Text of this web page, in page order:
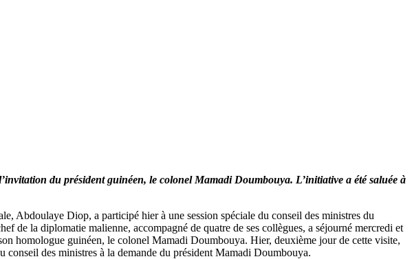
du président guinéen, le colonel Mamadi Doumbouya. L’initiative a été saluée à
Abdoulaye Diop, a participé hier à une session spéciale du conseil des ministres du
de la diplomatie malienne, accompagné de quatre de ses collègues, a séjourné mercredi et
homologue guinéen, le colonel Mamadi Doumbouya. Hier, deuxième jour de cette visite,
des ministres à la demande du président Mamadi Doumbouya.